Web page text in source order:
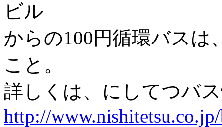
ビル
からの100円循環バスは
こと。
詳しくは、にしてつバ
http://